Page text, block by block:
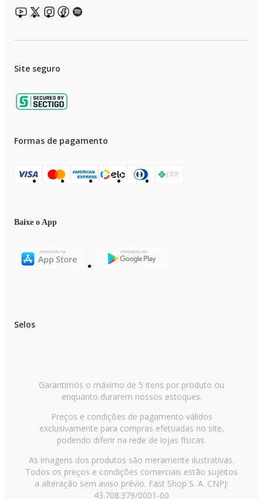
Site seguro
Formas de pagamento
Baixe o App
Selos
Garantimos o máximo de 5 itens por produto ou
enquanto durarem nossos estoques.
Preços e condições de pagamento válidos
exclusivamente para compras efetuadas no site,
podendo diferir na rede de lojas físicas.
As imagens dos produtos são meramente ilustrativas.
Todos os preços e condições comerciais estão sujeitos
a alteração sem aviso prévio. Fast Shop S. A. CNPJ:
43.708.379/0001-00